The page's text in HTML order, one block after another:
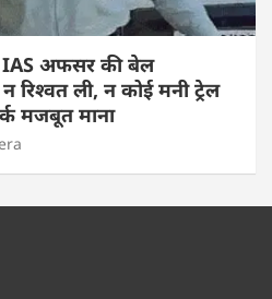
IAS अफसर की बेल
रिश्वत ली, न कोई मनी ट्रेल
मजबूत माना